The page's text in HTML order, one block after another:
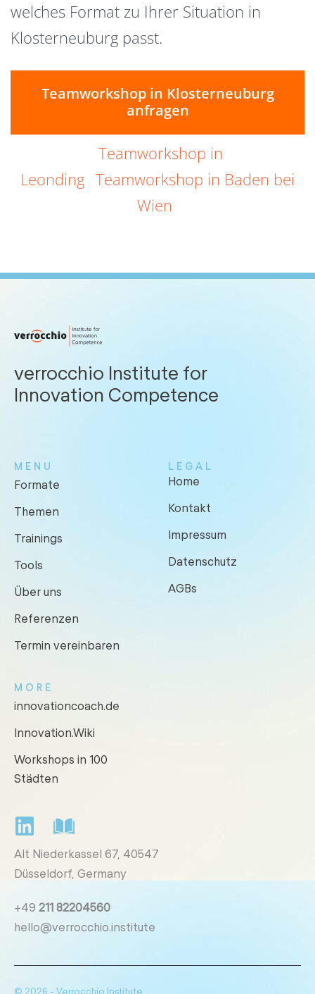
welches Format zu Ihrer Situation in
Klosterneuburg passt.
Teamworkshop in Klosterneuburg
anfragen
Teamworkshop in
Leonding Teamworkshop in Baden bei
Wien
verrocchio Institute for
Innovation Competence
MENU
Formate
Themen
Trainings
Tools
Über uns
Referenzen
Termin vereinbaren
LEGAL
Home
Kontakt
Impressum
Datenschutz
AGBs
MORE
innovationcoach.de
Innovation.Wiki
Workshops in 100
Städten
Alt Niederkassel 67, 40547
Düsseldorf, Germany
+49 211 82204560
hello@verrocchio.institute
© 2026 - Verrocchio Institute